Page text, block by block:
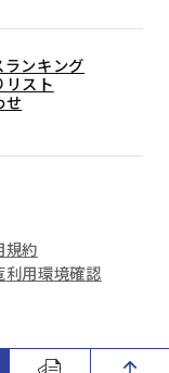
ンキング
リスト
せ
規約
利用環境確認
Ltd. All Rights